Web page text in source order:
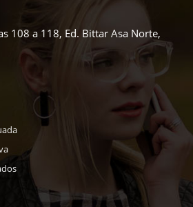
108 a 118, Ed. Bittar Asa Norte,